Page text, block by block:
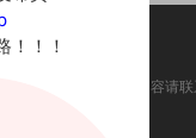
习使用。如有违法内容请
！！！